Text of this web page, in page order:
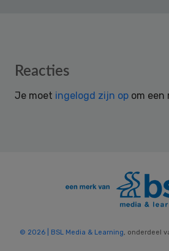
Reader
Reacties
Je moet ingelogd zijn op om een
© 2026 | BSL Media & Learning, onderdeel